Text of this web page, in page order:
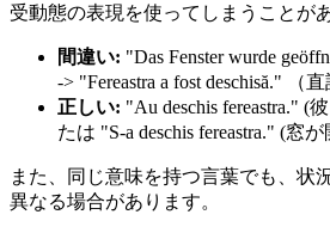
受動態の表現を使ってしまうことが
間違い: "Das Fenster wurde
-> "Fereastra a fost deschisă." （
正しい: "Au deschis fereastra." (
たは "S-a deschis fereastra." (窓
また、同じ意味を持つ言葉でも、状
異なる場合があります。